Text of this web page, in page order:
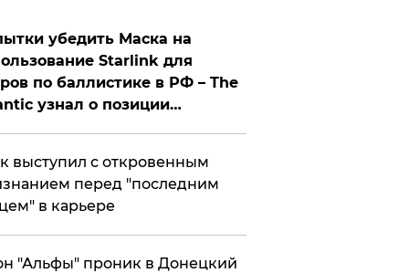
убедить Маска на
Starlink для
по баллистике в РФ – The
узнал о позиции
выступил с откровенным
перед "последним
в карьере
"Альфы" проник в Донецкий